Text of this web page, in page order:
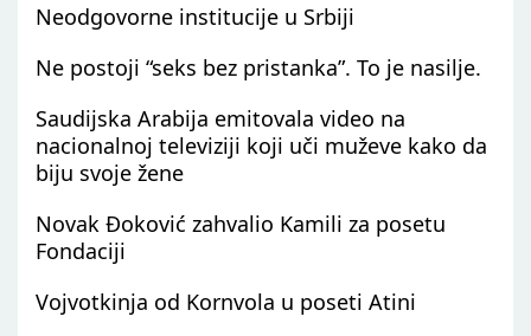
Neodgovorne institucije u Srbiji
Ne postoji “seks bez pristanka”. To je nasilje.
Saudijska Arabija emitovala video na
nacionalnoj televiziji koji uči muževe kako da
biju svoje žene
Novak Đoković zahvalio Kamili za posetu
Fondaciji
Vojvotkinja od Kornvola u poseti Atini